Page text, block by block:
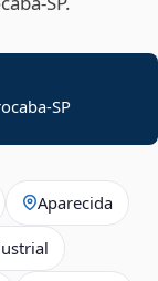
SP
Aparecida